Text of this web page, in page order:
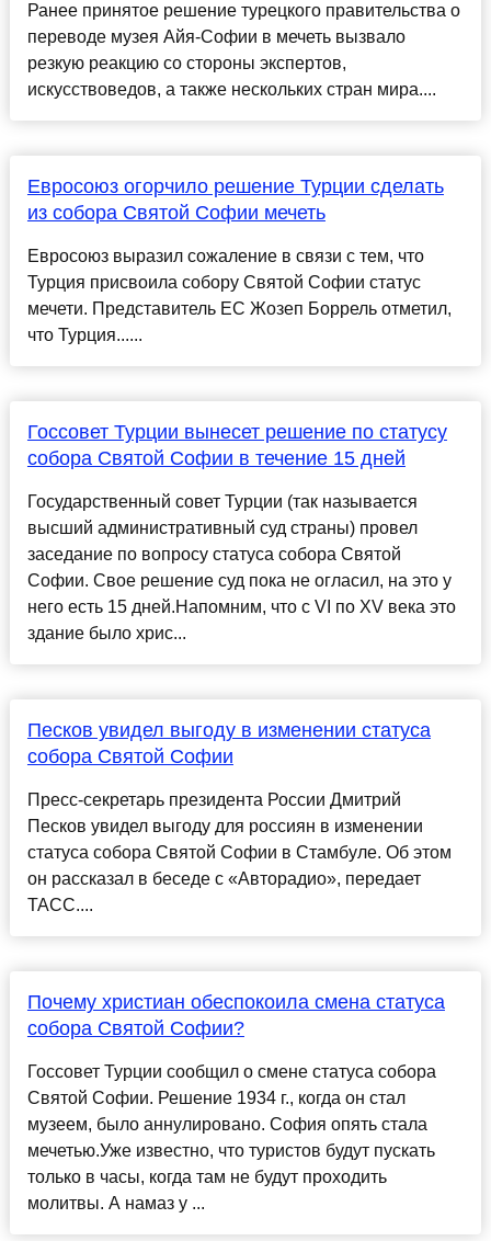
Ранее принятое решение турецкого правительства о
переводе музея Айя-Софии в мечеть вызвало
резкую реакцию со стороны экспертов,
искусствоведов, а также нескольких стран мира....
Евросоюз огорчило решение Турции сделать
из собора Святой Софии мечеть
Евросоюз выразил сожаление в связи с тем, что
Турция присвоила собору Святой Софии статус
мечети. Представитель ЕС Жозеп Боррель отметил,
что Турция......
Госсовет Турции вынесет решение по статусу
собора Святой Софии в течение 15 дней
Государственный совет Турции (так называется
высший административный суд страны) провел
заседание по вопросу статуса собора Святой
Софии. Свое решение суд пока не огласил, на это у
него есть 15 дней.Напомним, что с VI по XV века это
здание было хрис...
Песков увидел выгоду в изменении статуса
собора Святой Софии
Пресс-секретарь президента России Дмитрий
Песков увидел выгоду для россиян в изменении
статуса собора Святой Софии в Стамбуле. Об этом
он рассказал в беседе с «Авторадио», передает
ТАСС....
Почему христиан обеспокоила смена статуса
собора Святой Софии?
Госсовет Турции сообщил о смене статуса собора
Святой Софии. Решение 1934 г., когда он стал
музеем, было аннулировано. София опять стала
мечетью.Уже известно, что туристов будут пускать
только в часы, когда там не будут проходить
молитвы. А намаз у ...